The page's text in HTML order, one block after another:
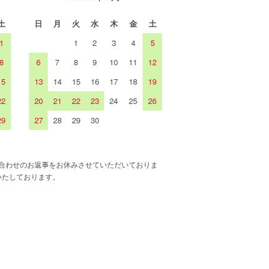
1
8
日 月 火 水 木 金
土
1
2 3 4
5
6
7 8 9 10 11
12
13
14 15 16 17 18
19
20
21 22 23 24 25
26
27
28 29 30
わせのお返事をお休みさせていただいておりま
しております。